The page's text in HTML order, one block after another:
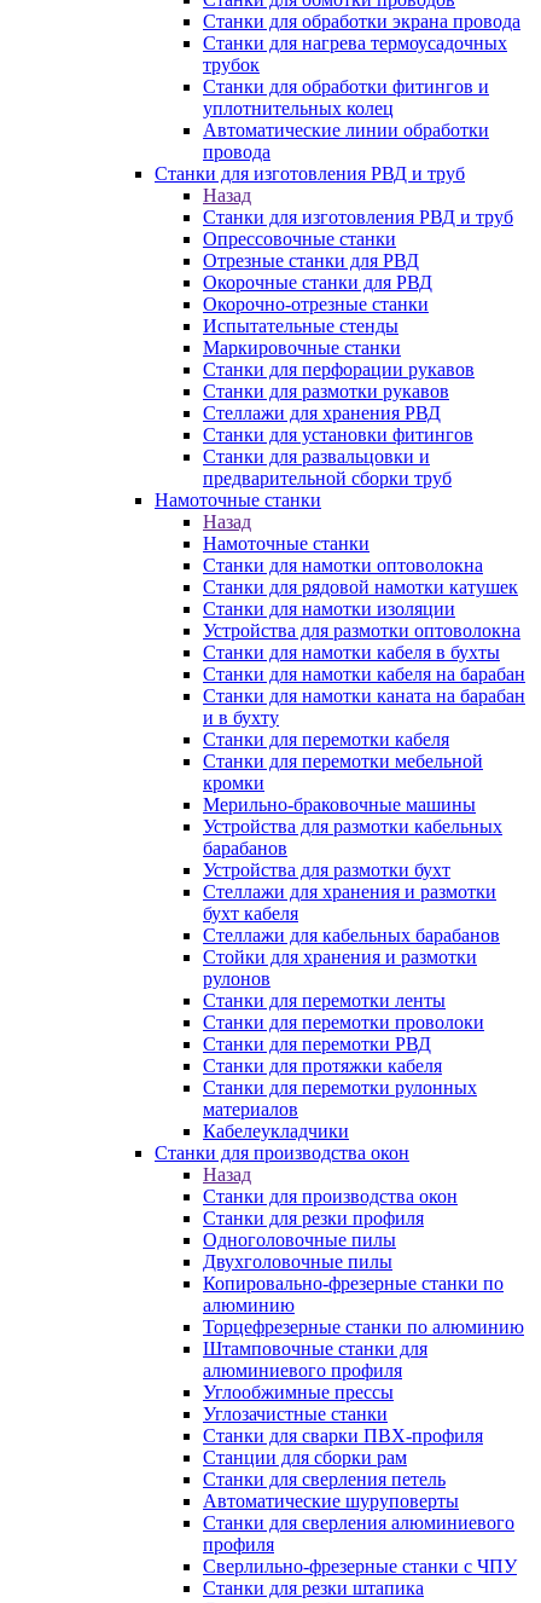
Станки для обработки экрана провода
Станки для нагрева термоусадочных
трубок
Станки для обработки фитингов и
уплотнительных колец
Автоматические линии обработки
провода
Станки для изготовления РВД и труб
Назад
Станки для изготовления РВД и труб
Опрессовочные станки
Отрезные станки для РВД
Окорочные станки для РВД
Окорочно-отрезные станки
Испытательные стенды
Маркировочные станки
Станки для перфорации рукавов
Станки для размотки рукавов
Стеллажи для хранения РВД
Станки для установки фитингов
Станки для развальцовки и
предварительной сборки труб
Намоточные станки
Назад
Намоточные станки
Станки для намотки оптоволокна
Станки для рядовой намотки катушек
Станки для намотки изоляции
Устройства для размотки оптоволокна
Станки для намотки кабеля в бухты
Станки для намотки кабеля на барабан
Станки для намотки каната на барабан
и в бухту
Станки для перемотки кабеля
Станки для перемотки мебельной
кромки
Мерильно-браковочные машины
Устройства для размотки кабельных
барабанов
Устройства для размотки бухт
Стеллажи для хранения и размотки
бухт кабеля
Стеллажи для кабельных барабанов
Стойки для хранения и размотки
рулонов
Станки для перемотки ленты
Станки для перемотки проволоки
Станки для перемотки РВД
Станки для протяжки кабеля
Станки для перемотки рулонных
материалов
Кабелеукладчики
Станки для производства окон
Назад
Станки для производства окон
Станки для резки профиля
Одноголовочные пилы
Двухголовочные пилы
Копировально-фрезерные станки по
алюминию
Торцефрезерные станки по алюминию
Штамповочные станки для
алюминиевого профиля
Углообжимные прессы
Углозачистные станки
Станки для сварки ПВХ-профиля
Станции для сборки рам
Станки для сверления петель
Автоматические шуруповерты
Станки для сверления алюминиевого
профиля
Сверлильно-фрезерные станки с ЧПУ
Станки для резки штапика